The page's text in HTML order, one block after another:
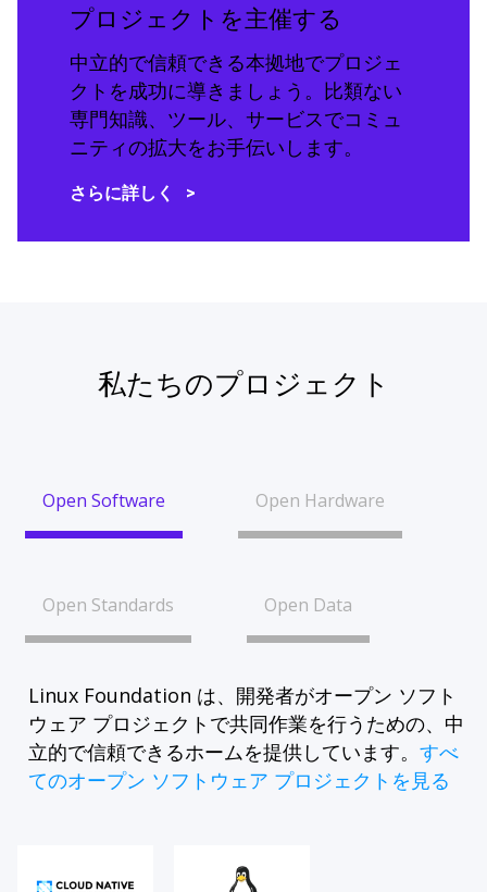
プロジェクトを主催する
中立的で信頼できる本拠地でプロジェ
クトを成功に導きましょう。比類ない
専門知識、ツール、サービスでコミュ
ニティの拡大をお手伝いします。
さらに詳しく
私たちのプロジェクト
Open Software Open Hardware
Open Standards Open Data
Linux Foundation は、開発者がオープン ソフト
ウェア プロジェクトで共同作業を行うための、中
立的で信頼できるホームを提供しています。 すべ
てのオープン ソフトウェア プロジェクトを見る